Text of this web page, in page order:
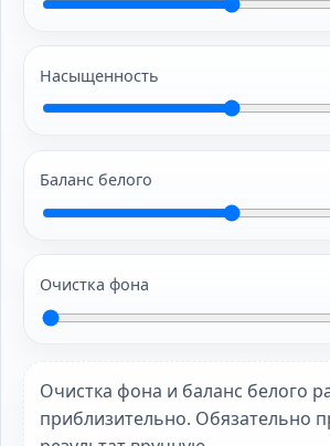
Насыщенность
Баланс белого
Очистка фона
Очистка фона и баланс белого
приблизительно. Обязательно